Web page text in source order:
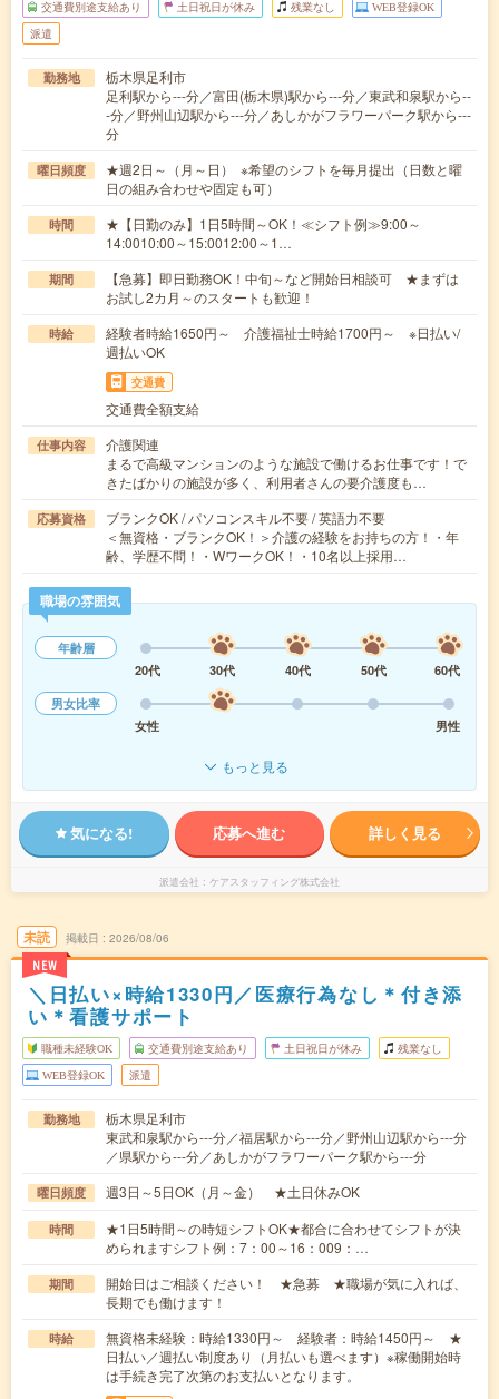
交通費別途支給あり 土日祝日が休み 残業なし WEB登録OK
派遣
勤務地
栃木県足利市
足利駅から---分／富田(栃木県)駅から---分／東武和泉駅から--
-分／野州山辺駅から---分／あしかがフラワーパーク駅から---
分
曜日頻度
★週2日～（月～日） ※希望のシフトを毎月提出（日数と曜
日の組み合わせや固定も可）
時間
★【日勤のみ】1日5時間～OK！≪シフト例≫9:00～
14:0010:00～15:0012:00～1…
期間
【急募】即日勤務OK！中旬～など開始日相談可 ★まずは
お試し2カ月～のスタートも歓迎！
時給
経験者時給1650円～ 介護福祉士時給1700円～ ※日払い/
週払いOK
交通費
交通費全額支給
仕事内容
介護関連
まるで高級マンションのような施設で働けるお仕事です！で
きたばかりの施設が多く、利用者さんの要介護度も…
応募資格
ブランクOK / パソコンスキル不要 / 英語力不要
＜無資格・ブランクOK！＞介護の経験をお持ちの方！・年
齢、学歴不問！・WワークOK！・10名以上採用…
職場の雰囲気
年齢層
20代
30代 40代 50代
60代
男女比率
女性
男性
もっと見る
気になる! 応募へ進む 詳しく見る
派遣会社 ケアスタッフィング株式会社
未読
NEW
掲載日 2026/08/06
＼日払い×時給1330円／医療行為なし＊付き添
い＊看護サポート
職種未経験OK 交通費別途支給あり 土日祝日が休み 残業なし
WEB登録OK 派遣
勤務地
栃木県足利市
東武和泉駅から---分／福居駅から---分／野州山辺駅から---分
／県駅から---分／あしかがフラワーパーク駅から---分
曜日頻度 週3日～5日OK（月～金） ★土日休みOK
時間
★1日5時間～の時短シフトOK★都合に合わせてシフトが決
められますシフト例：7：00～16：009：…
期間
開始日はご相談ください！ ★急募 ★職場が気に入れば、
長期でも働けます！
時給
無資格未経験：時給1330円～ 経験者：時給1450円～ ★
日払い／週払い制度あり（月払いも選べます）※稼働開始時
は手続き完了次第のお支払いとなります。